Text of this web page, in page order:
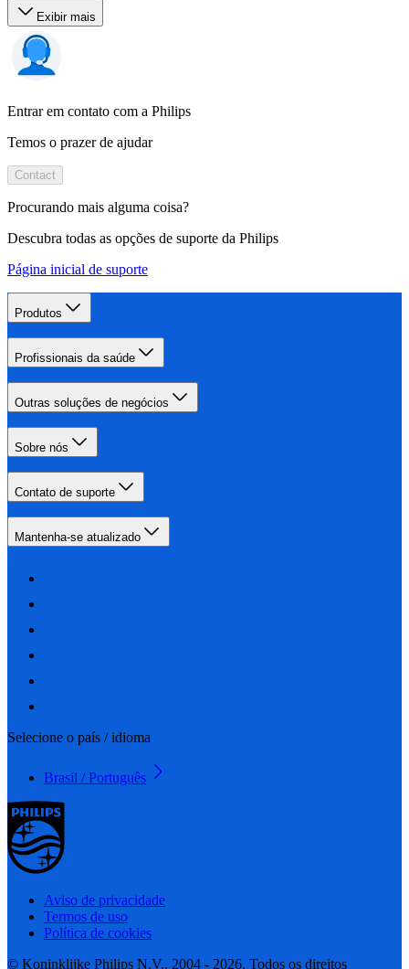
Exibir mais
Entrar em contato com a Philips
Temos o prazer de ajudar
Contact
Procurando mais alguma coisa?
Descubra todas as opções de suporte da Philips
Página inicial de suporte
Produtos
Profissionais da saúde
Outras soluções de negócios
Sobre nós
Contato de suporte
Mantenha-se atualizado
Selecione o país / idioma
Brasil / Português
Aviso de privacidade
Termos de uso
Política de cookies
© Koninklijke Philips N.V., 2004 - 2026. Todos os direitos